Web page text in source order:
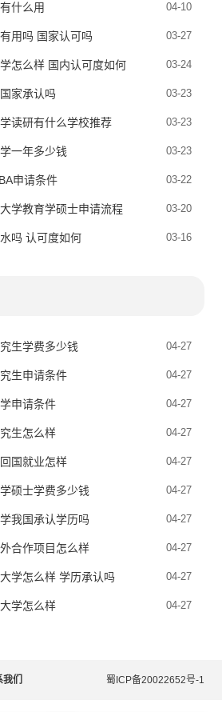
什么用 04-10
用吗 国家认可吗 03-27
怎么样 国内认可度如何 03-24
家承认吗 03-23
读研有什么学校推荐 03-23
一年多少钱 03-23
申请条件 03-22
学教育学硕士申请流程 03-20
吗 认可度如何 03-16
生学费多少钱 04-27
生申请条件 04-27
申请条件 04-27
生怎么样 04-27
国就业怎样 04-27
硕士学费多少钱 04-27
我国承认学历吗 04-27
合作项目怎么样 04-27
学怎么样 学历承认吗 04-27
学怎么样 04-27
我们 蜀ICP备20022652号-1